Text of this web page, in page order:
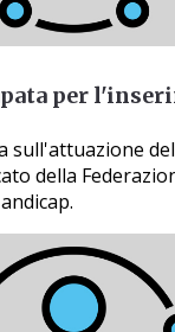
per
sull'attuazione
della